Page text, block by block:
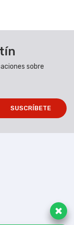
sobre
SUSCRÍBETE